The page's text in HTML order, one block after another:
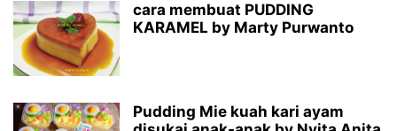
cara membuat PUDDING
KARAMEL by Marty Purwanto
Pudding Mie kuah kari ayam